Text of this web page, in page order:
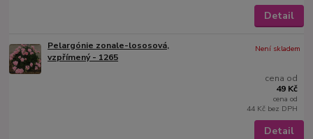
Detail
Pelargónie zonale-lososová,
vzpřímený - 1265
cena od
49 Kč
cena od
44 Kč bez DPH
Není skladem
Detail